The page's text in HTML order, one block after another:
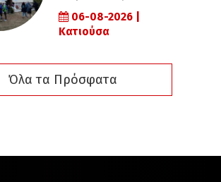
06-08-2026 |
Κατιούσα
Όλα τα Πρόσφατα